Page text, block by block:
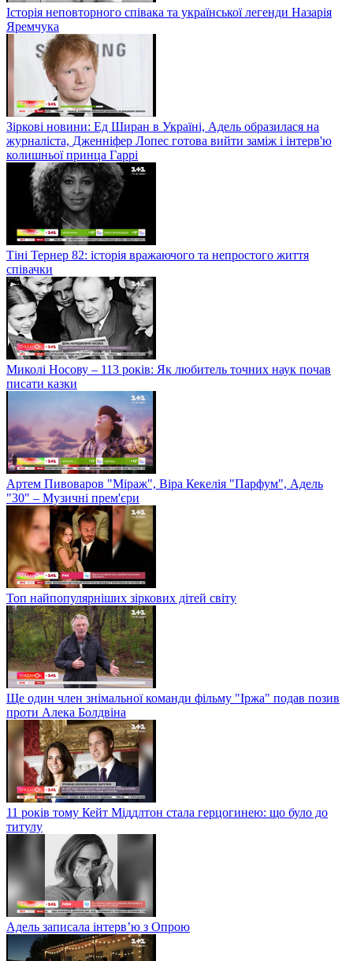
Історія неповторного співака та української легенди Назарія
Яремчука
Зіркові новини: Ед Ширан в Україні, Адель образилася на
журналіста, Дженніфер Лопес готова вийти заміж і інтерв'ю
колишньої принца Гаррі
Тіні Тернер 82: історія вражаючого та непростого життя
співачки
Миколі Носову – 113 років: Як любитель точних наук почав
писати казки
Артем Пивоваров "Міраж", Віра Кекелія "Парфум", Адель
"30" – Музичні прем'єри
Топ найпопулярніших зіркових дітей світу
Ще один член знімальної команди фільму "Іржа" подав позив
проти Алека Болдвіна
11 років тому Кейт Міддлтон стала герцогинею: що було до
титулу
Адель записала інтерв’ю з Опрою